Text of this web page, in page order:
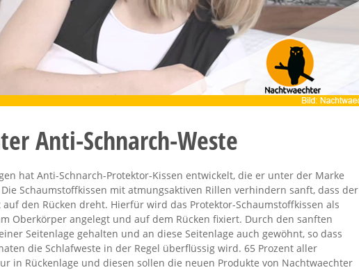
Anti-Schnarch-Weste
hat Anti-Schnarch-Protektor-Kissen entwickelt, die er unter der Marke
Schaumstoffkissen mit atmungsaktiven Rillen verhindern sanft, dass der
den Rücken dreht. Hierfür wird das Protektor-Schaumstoffkissen als
Oberkörper angelegt und auf dem Rücken fixiert. Durch den sanften
Seitenlage gehalten und an diese Seitenlage auch gewöhnt, so dass
die Schlafweste in der Regel überflüssig wird. 65 Prozent aller
in Rückenlage und diesen sollen die neuen Produkte von Nachtwaechter